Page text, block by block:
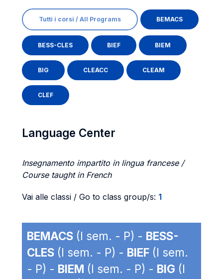
Tutti i corsi / All Programs BEMACS
BESS-CLES BIEF BIEM
BIG CLEACC CLEAM
CLEF
Language Center
Insegnamento impartito in lingua francese /
Course taught in French
Vai alle classi / Go to class group/s: 1
BEMACS (I sem. - P) - BESS-
CLES (I sem. - P) - BIEF (I sem.
- P) - BIEM (I sem. - P) - BIG (I